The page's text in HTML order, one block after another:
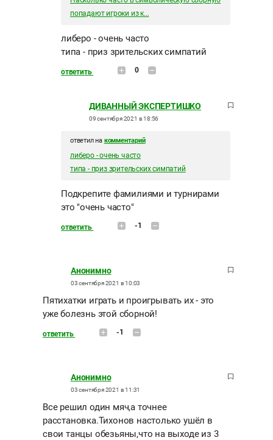
попадают игроки из к...
либеро - очень часто
типа - приз зрительских симпатий
ответить 0
ДИВАННЫЙ ЭКСПЕРТИШКО
09 сентября 2021 в 18:56
ответил на комментарий
либеро - очень часто
типа - приз зрительских симпатий
Подкрепите фамилиями и турнирами
это "очень часто"
ответить -1
Анонимно
03 сентября 2021 в 10:03
Пятихатки играть и проигрывать их - это
уже болезнь этой сборной!
ответить -1
Анонимно
03 сентября 2021 в 11:31
Все решил один мяч,а точнее
расстановка.Тихонов настолько ушёл в
свои танцы обезьяны,что на выходе из 3